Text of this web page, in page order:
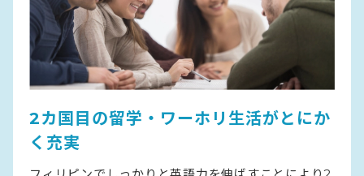
2カ国目の留学・ワーホリ生活がとにか
く充実